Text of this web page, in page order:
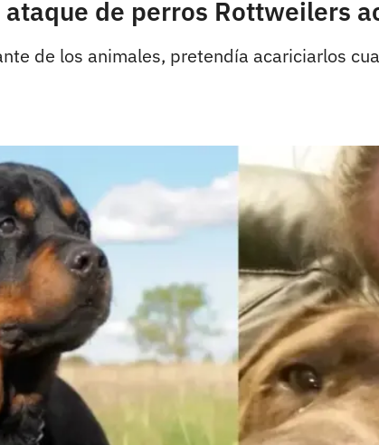
de perros Rottweilers
de los animales, pretendía acariciarlos